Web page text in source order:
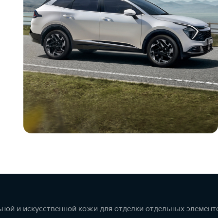
и искусственной кожи для отделки отдельных